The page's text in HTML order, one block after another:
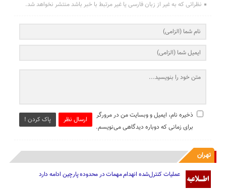
نظراتی که به غیر از زبان فارسی یا غیر مرتبط با خبر باشد منتشر نخواهد شد.
ارسال نظر پاک کردن !
ذخیره نام، ایمیل و وبسایت من در مرورگر
برای زمانی که دوباره دیدگاهی می‌نویسم.
تهران
عملیات کنترل‌شده انهدام مهمات در محدوده پارچین ادامه دارد